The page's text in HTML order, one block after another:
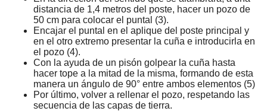
distancia de 1,4 metros del poste, hacer un pozo de
50 cm para colocar el puntal (3).
Encajar el puntal en el aplique del poste principal y
en el otro extremo presentar la cuña e introducirla en
el pozo (4).
Con la ayuda de un pisón golpear la cuña hasta
hacer tope a la mitad de la misma, formando de esta
manera un ángulo de 90° entre ambos elementos (5)
Por último, volver a rellenar el pozo, respetando las
secuencia de las capas de tierra.